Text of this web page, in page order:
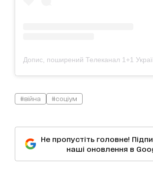
#війна #соціум
Не пропустіть головне!
наші оновлення в